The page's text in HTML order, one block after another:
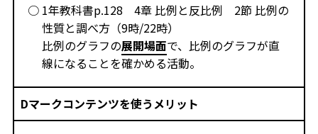
1年教科書p.128 4章 比例と反比例 2節 比例の
性質と調べ方（9時/22時）
比例のグラフの展開場面で、比例のグラフが直
線になることを確かめる活動。
Dマークコンテンツを使うメリット